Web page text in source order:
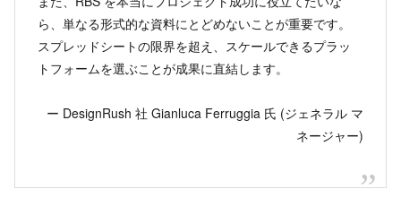
ら、単なる形式的な資料にとどめないことが重要です。
スプレッドシートの限界を超え、スケールできるプラッ
トフォームを選ぶことが成果に直結します。
ー DesignRush 社 Gianluca Ferruggia 氏 (ジェネラル マ
ネージャー)